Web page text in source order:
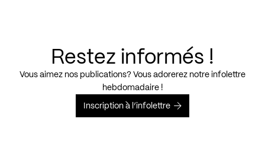
Restez informés !
Vous aimez nos publications? Vous adorerez notre infolettre
hebdomadaire !
Inscription à l’infolettre